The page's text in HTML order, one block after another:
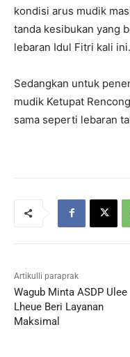
kondisi arus mudik
tanda kesibukan yang
lebaran Idul Fitri kali ini.
Sedangkan untuk
mudik Ketupat
sama seperti lebaran
Artikulli paraprak
Wagub Minta ASDP Ulee
Lheue Beri Layanan
Maksimal